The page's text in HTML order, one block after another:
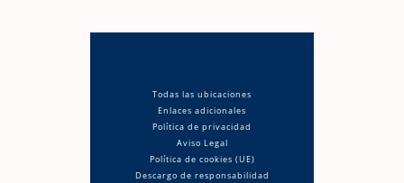
Todas las ubicaciones
Enlaces adicionales
Política de privacidad
Aviso Legal
Política de cookies (UE)
Descargo de responsabilidad